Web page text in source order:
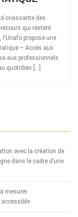
croissante des
qui restent
propose une
– Accès aux
aux professionnels
quotidien […]
avec la création de
dans le cadre d’une
mesurer